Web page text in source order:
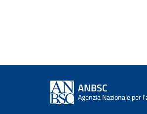
ANBSC
Agenzia Nazionale per